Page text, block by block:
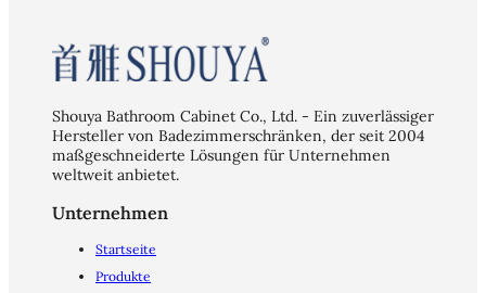
Shouya Bathroom Cabinet Co., Ltd. - Ein zuverlässiger
Hersteller von Badezimmerschränken, der seit 2004
maßgeschneiderte Lösungen für Unternehmen
weltweit anbietet.
Unternehmen
Startseite
Produkte